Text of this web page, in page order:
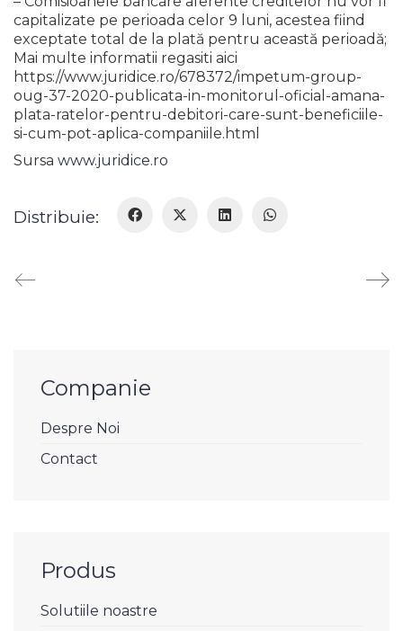
capitalizate pe perioada celor 9 luni, acestea fiind
exceptate total de la plată pentru această perioadă;
Mai multe informatii regasiti aici
https://www.juridice.ro/678372/impetum-group-
oug-37-2020-publicata-in-monitorul-oficial-amana-
plata-ratelor-pentru-debitori-care-sunt-beneficiile-
si-cum-pot-aplica-companiile.html
Sursa www.juridice.ro
Distribuie:
Companie
Despre Noi
Contact
Produs
Solutiile noastre